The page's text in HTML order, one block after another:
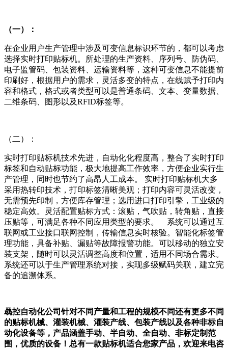
（一）：
在企业用户生产管理中涉及可变信息标识环节的，都可以考虑
选择实时打印贴标机。所处理的生产资料、序列号、防伪码、
电子监管码、包装资料、运输资料等，这种可变信息不能提前
印刷好，根据用户的需求，灵活多变的特点，在线赋予打印内
容和格式，格式或者类型可以是普通条码、文本、变量数据、
二维条码、图形以及RFID标签等。
（二）：
实时打印贴标机技术先进，自动化化程度高，整合了实时打印
标签和自动贴标功能，极大地提高工作效率，方便企业实行生
产管理，同时也节约了高昂人工成本。 实时打印贴标机大多
采用热转印技术，打印标签清晰美观；打印内容可灵活改变，
无需预先印制，方便库存管理；选用进口打印引擎，工业级的
稳定高效。灵活配置贴标方式：滚贴，气吹贴，转角贴，直接
压贴等，可满足各种不同应用类型的要求。 系统可以通过互
联网或工业接口联网控制，传输信息实时核验。智能化标签管
理功能，具备补贴、漏贴等故障报警功能。可以移动的独立安
装支架，随时可以灵活调整高度和位置，适用不同场合需求。
系统还可以于生产管理系统对接，实现多级赋码关联，建立完
备的追溯体系。
骉控自动化公司针对不同产量和工程的规模不同还有更多不同
的贴标机械、灌装机械、灌装产线、包装产线以及各种非标自
动化设备等，产品涵盖手动、半自动、全自动、非标定制范
围，优质的设备！总有一款贴标机适合您家产品，欢迎来电咨